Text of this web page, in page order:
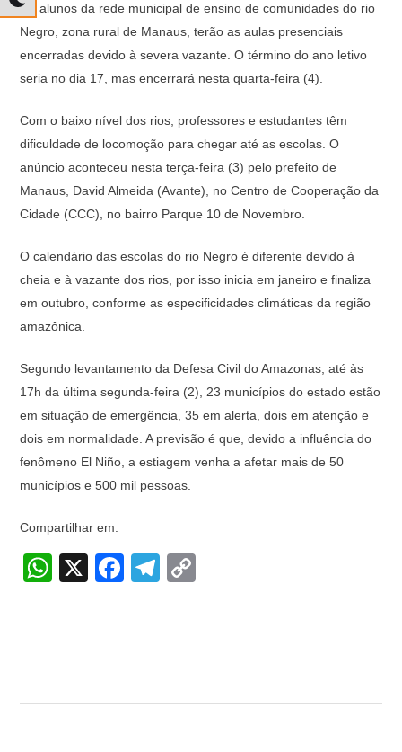
at
s
A
p
p
c
e
b
o
o
k
e
gr
a
p
y
Li
n
k
Os alunos da rede municipal de ensino de comunidades do rio
Negro, zona rural de Manaus, terão as aulas presenciais
encerradas devido à severa vazante. O término do ano letivo
seria no dia 17, mas encerrará nesta quarta-feira (4).
Com o baixo nível dos rios, professores e estudantes têm
dificuldade de locomoção para chegar até as escolas. O
anúncio aconteceu nesta terça-feira (3) pelo prefeito de
Manaus, David Almeida (Avante), no Centro de Cooperação da
Cidade (CCC), no bairro Parque 10 de Novembro.
O calendário das escolas do rio Negro é diferente devido à
cheia e à vazante dos rios, por isso inicia em janeiro e finaliza
em outubro, conforme as especificidades climáticas da região
amazônica.
Segundo levantamento da Defesa Civil do Amazonas, até às
17h da última segunda-feira (2), 23 municípios do estado estão
em situação de emergência, 35 em alerta, dois em atenção e
dois em normalidade. A previsão é que, devido a influência do
fenômeno El Niño, a estiagem venha a afetar mais de 50
municípios e 500 mil pessoas.
Compartilhar em:
W
p
X
F
o
T
m n